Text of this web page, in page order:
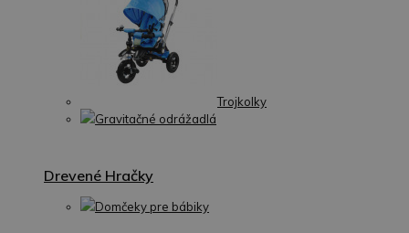
Trojkolky
Gravitačné odrážadlá
Drevené Hračky
Domčeky pre bábiky